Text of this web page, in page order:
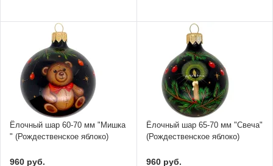
Ёлочный шар 60-70 мм "Мишка
" (Рождественское яблоко)
960 руб.
Ёлочный шар 65-70 мм "Свеча"
(Рождественское яблоко)
960 руб.